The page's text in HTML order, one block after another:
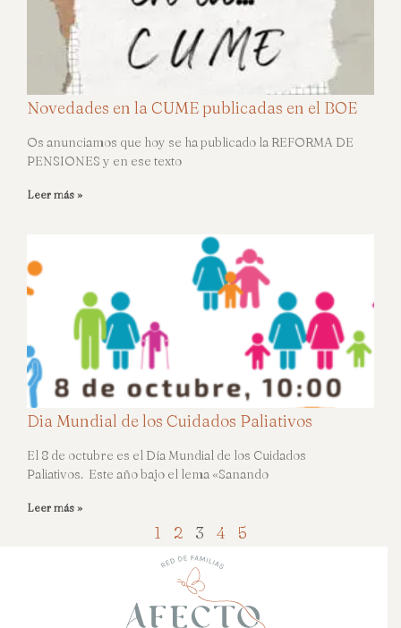
Novedades en la CUME publicadas en el BOE
Os anunciamos que hoy se ha publicado la REFORMA DE
PENSIONES y en ese texto
Leer más »
Dia Mundial de los Cuidados Paliativos
El 8 de octubre es el Día Mundial de los Cuidados
Paliativos. Este año bajo el lema «Sanando
Leer más »
1 2 3 4 5